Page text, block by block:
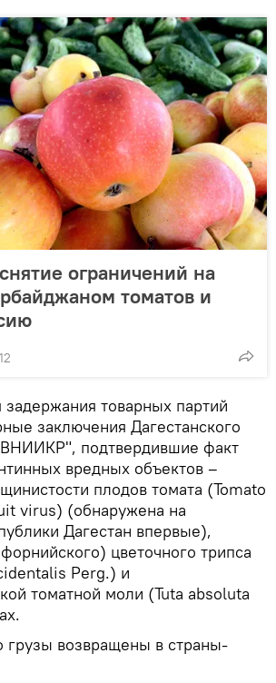
ограничений на
томатов и
товарных партий
заключения Дагестанского
подтвердившие факт
вредных объектов –
плодов томата (Tomato
virus) (обнаружена на
Дагестан впервые),
цветочного трипса
Perg.) и
томатной моли (Tuta absoluta
грузы возвращены в страны-